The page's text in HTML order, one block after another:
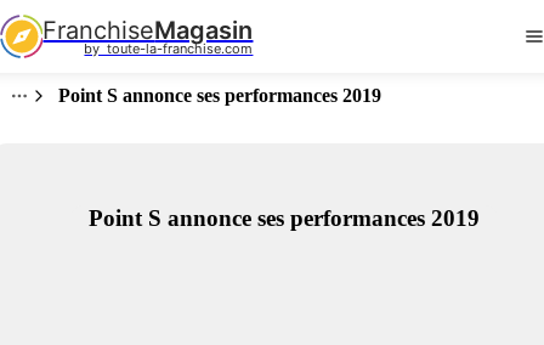
FranchiseMagasin
by  toute-la-franchise.com
Point S annonce ses performances 2019
Point S annonce ses performances 2019